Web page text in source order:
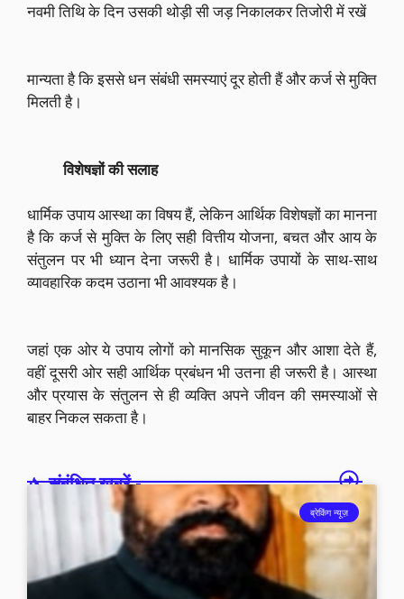
नवमी तिथि के दिन उसकी थोड़ी सी जड़ निकालकर तिजोरी में रखें
मान्यता है कि इससे धन संबंधी समस्याएं दूर होती हैं और कर्ज से मुक्ति
मिलती है।
विशेषज्ञों की सलाह
धार्मिक उपाय आस्था का विषय हैं, लेकिन आर्थिक विशेषज्ञों का मानना
है कि कर्ज से मुक्ति के लिए सही वित्तीय योजना, बचत और आय के
संतुलन पर भी ध्यान देना जरूरी है। धार्मिक उपायों के साथ-साथ
व्यावहारिक कदम उठाना भी आवश्यक है।
जहां एक ओर ये उपाय लोगों को मानसिक सुकून और आशा देते हैं,
वहीं दूसरी ओर सही आर्थिक प्रबंधन भी उतना ही जरूरी है। आस्था
और प्रयास के संतुलन से ही व्यक्ति अपने जीवन की समस्याओं से
बाहर निकल सकता है।
संबंधित खबरें -
ब्रेकिंग न्यूज़